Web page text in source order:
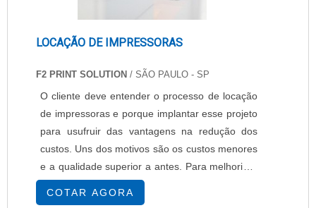
LOCAÇÃO DE IMPRESSORAS
F2 PRINT SOLUTION / SÃO PAULO - SP
O cliente deve entender o processo de locação
de impressoras e porque implantar esse projeto
para usufruir das vantagens na redução dos
custos. Uns dos motivos são os custos menores
e a qualidade superior a antes. Para melhoria e
mudanças, alguns setores da empresa passam
por constante revisão para que a companhia
COTAR AGORA